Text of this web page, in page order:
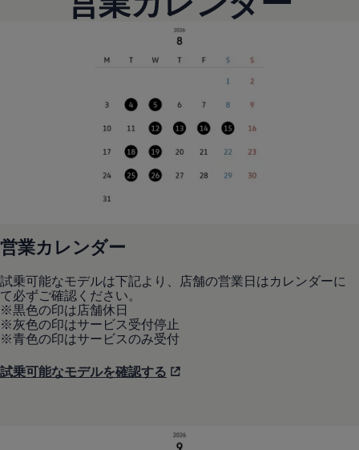
2021
2018
2015
リコール関連情報
セーフティ マイスター
営業カレンダー
試乗可能なモデルは下記より、店舗の営業日はカレンダーに
て必ずご確認ください。
※黒色の印は店舗休日
※灰色の印はサービス受付停止
※青色の印はサービスのみ受付
試乗可能なモデルを確認する